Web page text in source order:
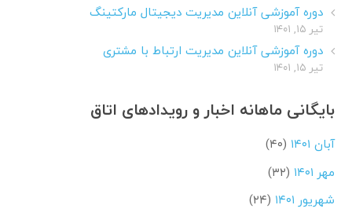
دوره آموزشی آنلاین مدیریت دیجیتال مارکتینگ
تیر ۱۵, ۱۴۰۱
دوره آموزشی آنلاین مدیریت ارتباط با مشتری
تیر ۱۵, ۱۴۰۱
بایگانی ماهانه اخبار و رویدادهای اتاق
آبان ۱۴۰۱
(۴۰)
مهر ۱۴۰۱
(۳۲)
شهریور ۱۴۰۱
(۲۴)